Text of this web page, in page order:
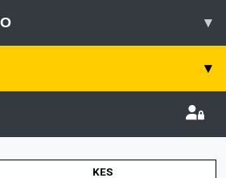
▾
▾
KES